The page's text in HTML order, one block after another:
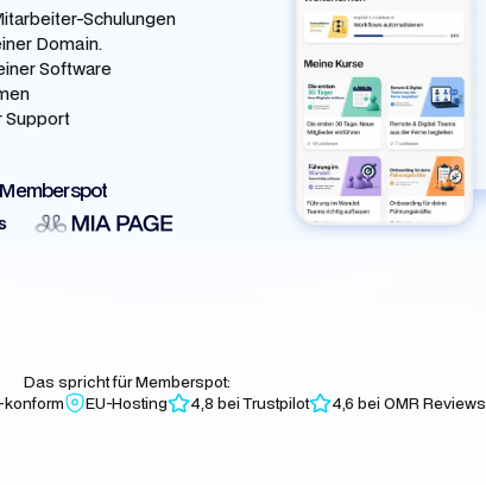
Schulungen
Domain.
Software
Support
Das spricht für Memberspot:
EU-Hosting 4,8 bei Trustpilot 4,6 bei OMR Reviews